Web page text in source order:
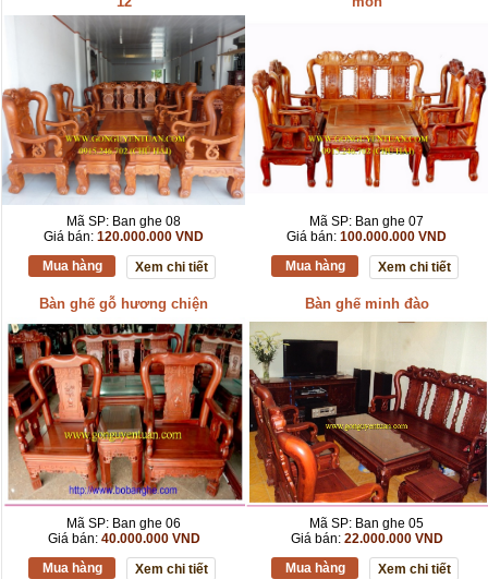
Mã SP: Ban ghe 08
Giá bán: 120.000.000 VND
Mua hàng
Xem chi tiết
Mã SP: Ban ghe 07
Giá bán: 100.000.000 VND
Mua hàng
Xem chi tiết
Bàn ghế gỗ hương chiện
Mã SP: Ban ghe 06
Giá bán: 40.000.000 VND
Mua hàng
Xem chi tiết
Bàn ghế minh đào
Mã SP: Ban ghe 05
Giá bán: 22.000.000 VND
Mua hàng
Xem chi tiết